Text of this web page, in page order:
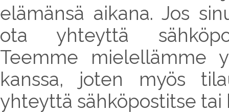
elämänsä aikana. Jos
ota yhteyttä
Teemme mielellämme
kanssa, joten myös
yhteyttä sähköpostitse